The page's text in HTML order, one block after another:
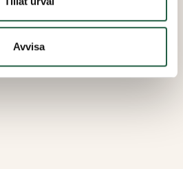
Avvisa